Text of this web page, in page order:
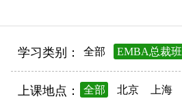
学习类别： 全部 EMBA总裁班
上课地点： 全部 北京 上海